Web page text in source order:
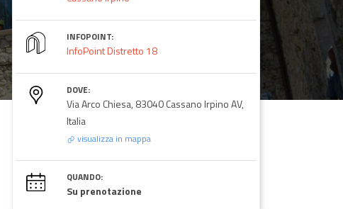
INFOPOINT:
InfoPoint Distretto 18
DOVE:
Via Arco Chiesa, 83040 Cassano Irpino AV,
Italia
visualizza in mappa
QUANDO:
Su prenotazione